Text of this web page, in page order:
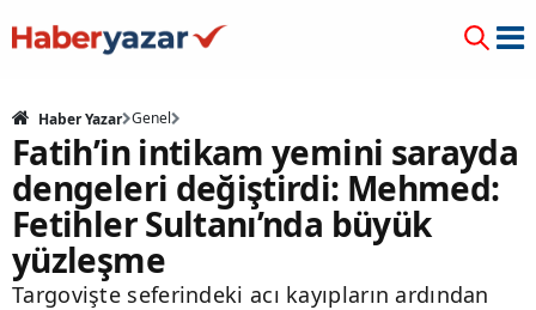
Haber Yazar Genel
Fatih’in intikam yemini sarayda
dengeleri değiştirdi: Mehmed:
Fetihler Sultanı’nda büyük
yüzleşme
Targovişte seferindeki acı kayıpların ardından